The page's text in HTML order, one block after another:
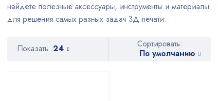
найдете полезные аксессуары, инструменты и материалы
для решения самых разных задач 3Д печати.
Сортировать:
По умолчанию
Показать 24